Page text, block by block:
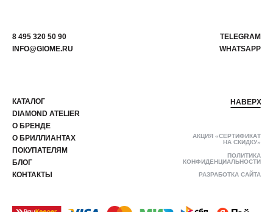
8 495 320 50 90
INFO@GIOME.RU
КОНТАКТЫ
ПОКУПАТЕЛЯМ
БЛОГ
О БРЕНДЕ
DIAMOND ATELIER
КАТАЛОГ
АКЦИЯ «СЕРТИФИКАТ
НА СКИДКУ»
ПОЛИТИКА
КОНФИДЕНЦИАЛЬНОСТИ
РАЗРАБОТКА САЙТА
НАВЕРХ
TELEGRAM
WHATSAPP
О БРИЛЛИАНТАХ